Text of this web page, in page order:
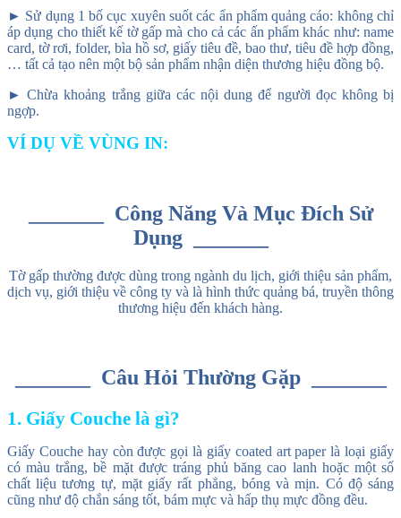
► Sử dụng 1 bố cục xuyên suốt các ẩn phẩm quảng cáo: không chỉ
áp dụng cho thiết kế tờ gấp mà cho cả các ấn phẩm khác như: name
card, tờ rơi, folder, bìa hồ sơ, giấy tiêu đề, bao thư, tiêu đề hợp đồng,
… tất cả tạo nên một bộ sản phẩm nhận diện thương hiệu đồng bộ.
► Chừa khoảng trắng giữa các nội dung để người đọc không bị
ngợp.
VÍ DỤ VỀ VÙNG IN:
_______ Công Năng Và Mục Đích Sử
Dụng _______
Tờ gấp thường được dùng trong ngành du lịch, giới thiệu sản phẩm,
dịch vụ, giới thiệu về công ty và là hình thức quảng bá, truyền thông
thương hiệu đến khách hàng.
_______ Câu Hỏi Thường Gặp _______
1. Giấy Couche là gì?
Giấy Couche hay còn được gọi là giấy coated art paper là loại giấy
có màu trắng, bề mặt được tráng phủ băng cao lanh hoặc một số
chất liệu tương tự, mặt giấy rất phẳng, bóng và mịn. Có độ sáng
cũng như độ chắn sáng tốt, bám mực và hấp thụ mực đồng đều.